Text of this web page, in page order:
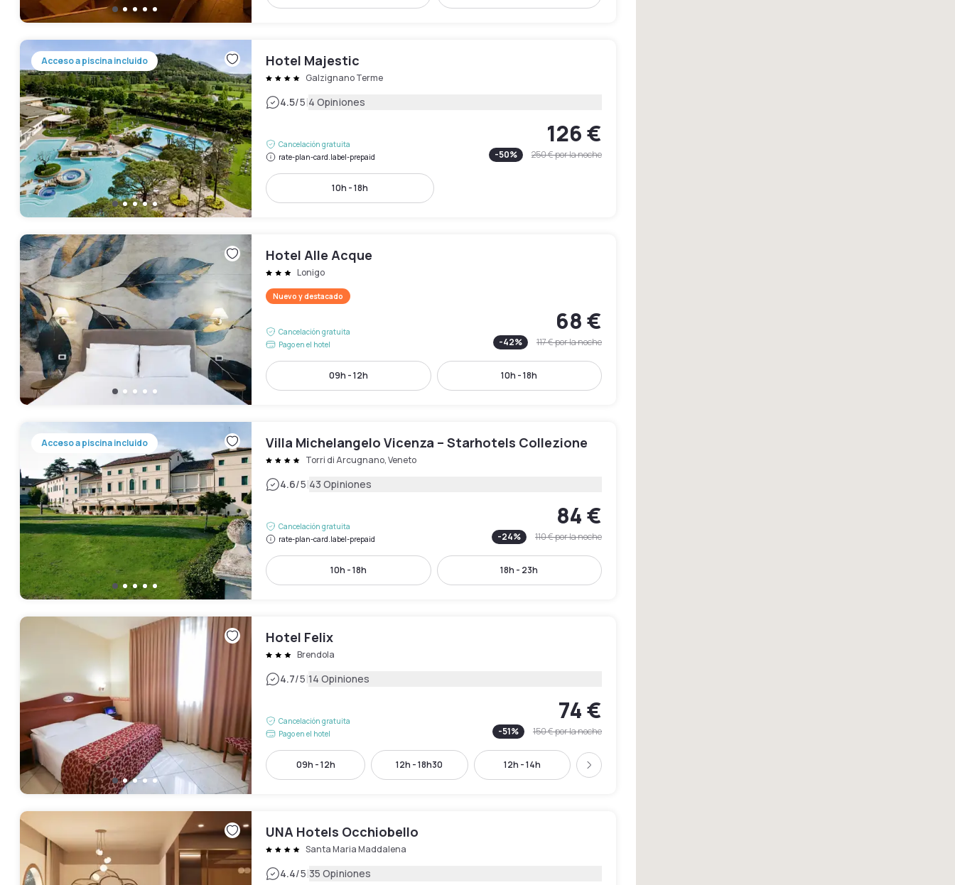
Acceso a piscina incluido Hotel Majestic
Galzignano Terme
4.5/5|4 Opiniones
Cancelación gratuita
rate-plan-card.label-prepaid
126 €
-50% 250 €por la noche
10h - 18h
Hotel Alle Acque
Lonigo
Nuevo y destacado
Cancelación gratuita
Pago en el hotel
68 €
-42% 117 €por la noche
09h - 12h 10h - 18h
Acceso a piscina incluido Villa Michelangelo Vicenza – Starhotels Collezione
Torri di Arcugnano, Veneto
4.6/5|43 Opiniones
Cancelación gratuita
rate-plan-card.label-prepaid
84 €
-24% 110 €por la noche
10h - 18h 18h - 23h
Hotel Felix
Brendola
4.7/5|14 Opiniones
Cancelación gratuita
Pago en el hotel
74 €
-51% 150 €por la noche
09h - 12h 12h - 18h30 12h - 14h Siguiente
UNA Hotels Occhiobello
Santa Maria Maddalena
4.4/5|35 Opiniones